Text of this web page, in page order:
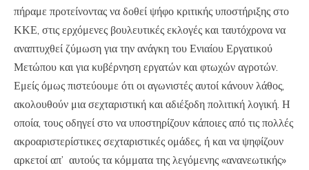
πήραμε προτείνοντας να δοθεί ψήφο κριτικής υποστήριξης στο
ΚΚΕ, στις ερχόμενες βουλευτικές εκλογές και ταυτόχρονα να
αναπτυχθεί ζύμωση για την ανάγκη του Ενιαίου Εργατικού
Μετώπου και για κυβέρνηση εργατών και φτωχών αγροτών.
Εμείς όμως πιστεύουμε ότι οι αγωνιστές αυτοί κάνουν λάθος,
ακολουθούν μια σεχταριστική και αδιέξοδη πολιτική λογική. Η
οποία, τους οδηγεί στο να υποστηρίζουν κάποιες από τις πολλές
ακροαριστερίστικες σεχταριστικές ομάδες, ή και να ψηφίζουν
αρκετοί απ’ αυτούς τα κόμματα της λεγόμενης «ανανεωτικής»